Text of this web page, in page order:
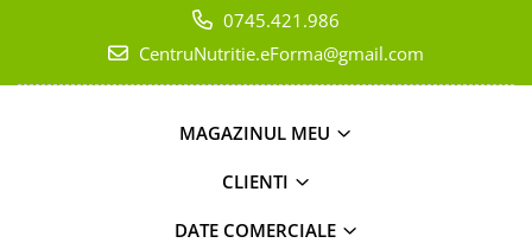
0745.421.986
CentruNutritie.eForma@gmail.com
MAGAZINUL MEU
CLIENTI
DATE COMERCIALE